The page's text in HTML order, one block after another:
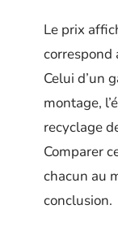
Le prix
correspond
Celui d’un
montage,
recyclage
Comparer
chacun au
conclusion.